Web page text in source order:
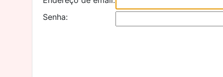
Senha: